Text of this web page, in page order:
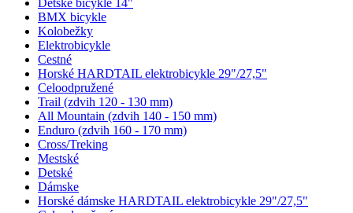
Detské bicykle 14"
BMX bicykle
Kolobežky
Elektrobicykle
Cestné
Horské HARDTAIL elektrobicykle 29"/27,5"
Celoodpružené
Trail (zdvih 120 - 130 mm)
All Mountain (zdvih 140 - 150 mm)
Enduro (zdvih 160 - 170 mm)
Cross/Treking
Mestské
Detské
Dámske
Horské dámske HARDTAIL elektrobicykle 29"/27,5"